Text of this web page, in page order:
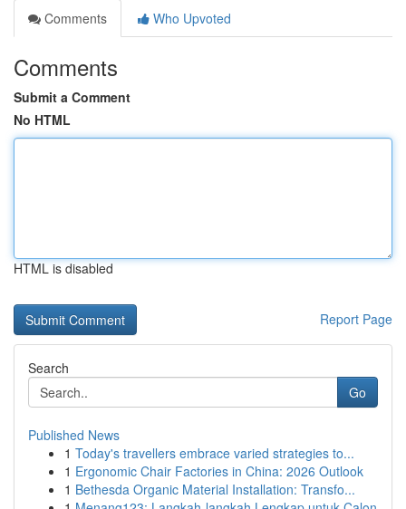
Comments
Who Upvoted
Comments
Submit a Comment
No HTML
HTML is disabled
Report Page
Search
Go
Published News
1 Today's travellers embrace varied strategies to...
1 Ergonomic Chair Factories in China: 2026 Outlook
1 Bethesda Organic Material Installation: Transfo...